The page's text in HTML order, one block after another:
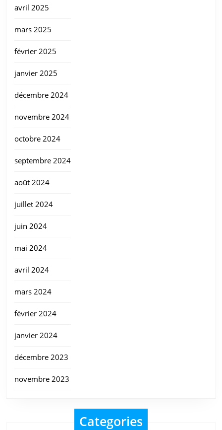
avril 2025
mars 2025
février 2025
janvier 2025
décembre 2024
novembre 2024
octobre 2024
septembre 2024
août 2024
juillet 2024
juin 2024
mai 2024
avril 2024
mars 2024
février 2024
janvier 2024
décembre 2023
novembre 2023
Categories